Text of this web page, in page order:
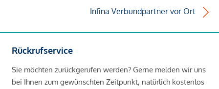
Infina Verbundpartner vor Ort
Rückrufservice
Sie möchten zurückgerufen werden? Gerne melden wir uns
bei Ihnen zum gewünschten Zeitpunkt, natürlich kostenlos